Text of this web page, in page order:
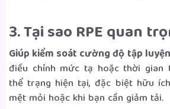
3. Tại sao RPE quan
Giúp kiểm soát cường độ tập
điều chỉnh mức tạ hoặc thời
thể trạng hiện tại, đặc biệt hữu
mệt mỏi hoặc khi bạn cần giảm tải.